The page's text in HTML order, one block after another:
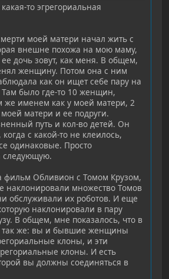
то эгрегориальная
моей матери начал жить с
внешне похожа на мою маму,
ее дочь зовут, как меня. В общем,
женщину. Потом она с ним
как он ищет себе пару на
Там было где-то 10 женщин,
же именем как у моей матери, 2
матери и ее подруги.
путь и кол-во детей. Он
с какой-то не клеилось,
одинаковые. Просто
следующую.
фильм Обливион с Томом Крузом,
наклонировали множество Томов
обслуживали их роботов. И еще
наклонировали в пару
В общем, мне показалось, что в
так же: вы и бывшие женщины
клоны, и эти
клоны. И есть
вы должны соединяться в